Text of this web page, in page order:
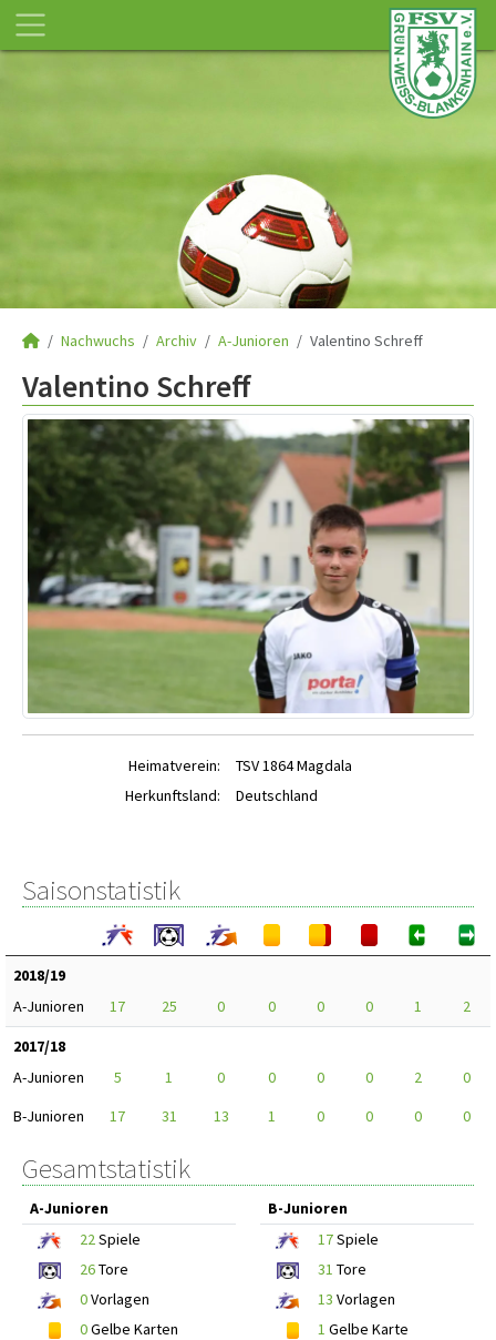
Nachwuchs Archiv A-Junioren Valentino Schreff
Valentino Schreff
Heimatverein:
TSV 1864 Magdala
Herkunftsland:
Deutschland
Saisonstatistik
2018/19
A-Junioren
17 25 0 0 0 0 1
2
2017/18
A-Junioren
5 1 0 0 0 0 2
0
B-Junioren
17 31 13 1 0 0 0 0
Gesamtstatistik
A-Junioren
22Spiele
26Tore
0Vorlagen
0Gelbe Karten
B-Junioren
17Spiele
31 Tore
13 Vorlagen
1 Gelbe Karte